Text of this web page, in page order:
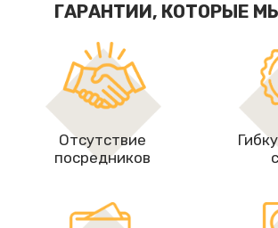
ГАРАНТИИ, КОТОРЫЕ
Отсутствие
посредников